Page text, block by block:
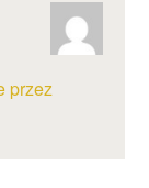
przez